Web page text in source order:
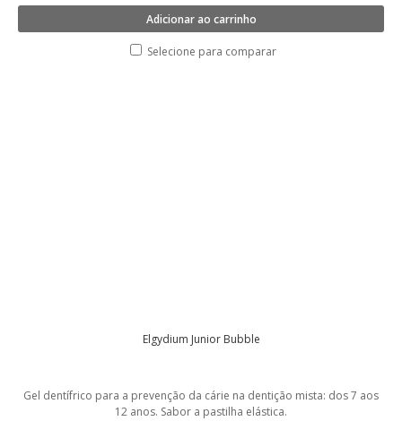
Adicionar ao carrinho
Selecione para comparar
Elgydium Junior Bubble
Gel dentífrico para a prevenção da cárie na dentição mista: dos 7 aos
12 anos. Sabor a pastilha elástica.